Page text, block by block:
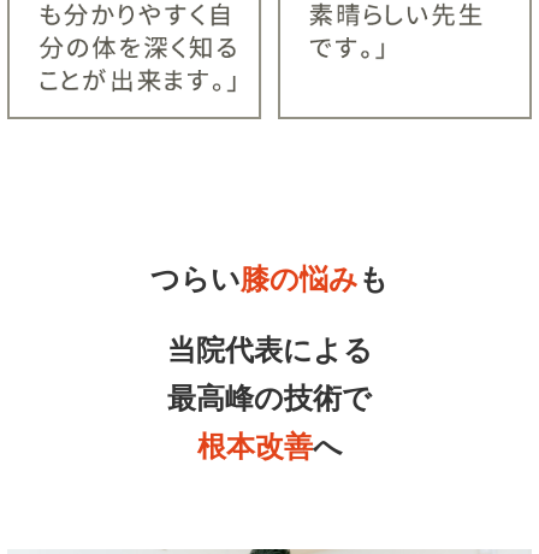
つらい膝の悩みも
当院代表による
最高峰の技術で
根本改善へ